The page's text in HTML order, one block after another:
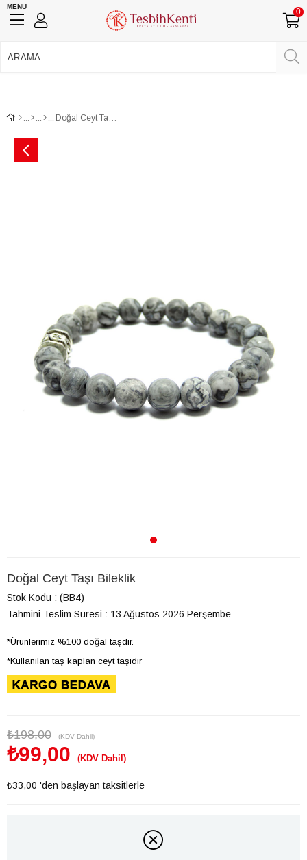
MENU
0
Doğal Ceyt Taşı Bileklik
Doğal Ceyt Taşı Bileklik
Stok Kodu
(BB4)
Tahmini Teslim Süresi : 13 Ağustos 2026 Perşembe
*Ürünlerimiz %100 doğal taşdır.
*Kullanılan taş kaplan ceyt taşıdır
₺198,00 (KDV Dahil)
₺99,00 (KDV Dahil)
₺33,00 'den başlayan taksitlerle